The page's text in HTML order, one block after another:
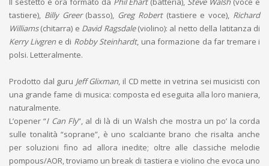
tastiere), Billy Greer(basso), Greg Robert(tastiere e voce), Richard
Williams(chitarra) e David Ragsdale(violino): al netto della latitanza di
Kerry Livgren e di Robby Steinhardt, una formazione da far tremare i
polsi. Letteralmente.
Prodotto dal guru Jeff Glixman, il CD mette in vetrina sei musicisti con
una grande fame di musica: composta ed eseguita alla loro maniera,
naturalmente.
L’opener “I Can Fly”, al di là di un Walsh che mostra un po’ la corda
sulle tonalità “soprane”, è uno scalciante brano che risalta anche
per soluzioni fino ad allora inedite; oltre alle classiche melodie
pompous/AOR, troviamo un break di tastiera e violino che evoca uno